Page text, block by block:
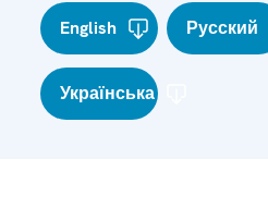
English Русский
Українська